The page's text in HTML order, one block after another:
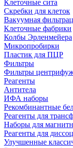
Клеточные сита
Скребки для клеток
Вакуумная
Клеточные фабрики
Колбы Эрленмейера
Микропробирки
Пластик для ПЦР
Фильтры
Фильтры
Реагенты
Антитела
ИФА наборы
Рекомбинантные
Реагенты для
Наборы для
Реагенты для
Улучшенные